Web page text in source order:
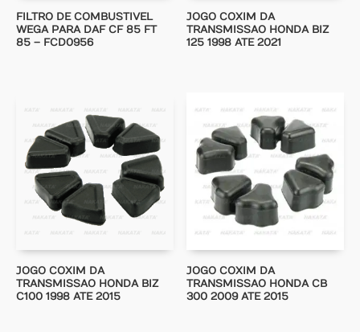
FILTRO DE COMBUSTIVEL
WEGA PARA DAF CF 85 FT
85 – FCD0956
JOGO COXIM DA
TRANSMISSAO HONDA BIZ
125 1998 ATE 2021
JOGO COXIM DA
TRANSMISSAO HONDA BIZ
C100 1998 ATE 2015
JOGO COXIM DA
TRANSMISSAO HONDA CB
300 2009 ATE 2015